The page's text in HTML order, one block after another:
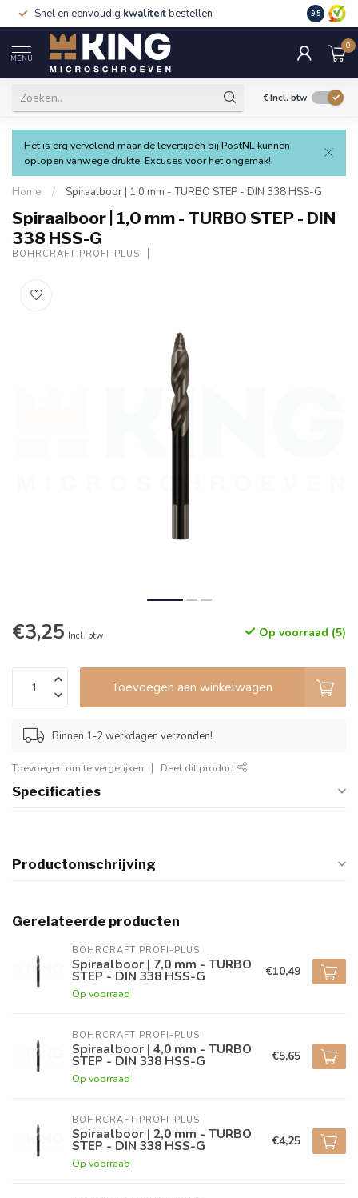
Snel en eenvoudig kwaliteitbestellen 9.5
MENU
0
€Incl. btw
Het is erg vervelend maar de levertijden bij PostNL kunnen
oplopen vanwege drukte. Excuses voor het ongemak!
Home / Spiraalboor | 1,0 mm - TURBO STEP - DIN 338 HSS-G
Spiraalboor | 1,0 mm - TURBO STEP - DIN
338 HSS-G
BOHRCRAFT PROFI-PLUS
€3,25 Incl. btw Op voorraad (5)
Toevoegen aan winkelwagen
Binnen 1-2 werkdagen verzonden!
Toevoegen om te vergelijken Deel dit product
Specificaties
Productomschrijving
Gerelateerde producten
BOHRCRAFT PROFI-PLUS
Spiraalboor | 7,0 mm - TURBO
STEP - DIN 338 HSS-G
Op voorraad
€10,49
BOHRCRAFT PROFI-PLUS
Spiraalboor | 4,0 mm - TURBO
STEP - DIN 338 HSS-G
Op voorraad
€5,65
BOHRCRAFT PROFI-PLUS
Spiraalboor | 2,0 mm - TURBO
STEP - DIN 338 HSS-G
Op voorraad
€4,25